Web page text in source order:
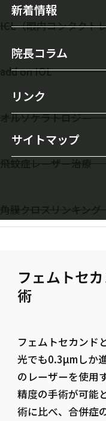
多焦点眼内レンズ
屈折矯正（視力回復
円錐角膜治療
ドライアイ
涙目/ 鼻涙管閉塞
翼状片
新着情報
院長コラム
リンク
サイトマップ
ICL（眼内コンタクト
add on IOL
オルソケラトロジー
フェムトセ
術
フェムトセカンド
光でも0.3µmしか
のレーザーを使用
精度の手術が可能
術に比べ、合併症